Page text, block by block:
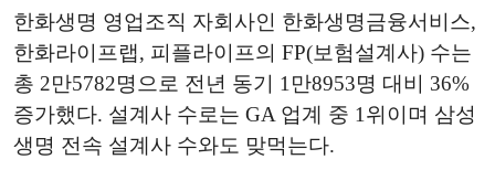
한화생명 영업조직 자회사인 한화생명금융서비스,
한화라이프랩, 피플라이프의 FP(보험설계사) 수는
총 2만5782명으로 전년 동기 1만8953명 대비 36%
증가했다. 설계사 수로는 GA 업계 중 1위이며 삼성
생명 전속 설계사 수와도 맞먹는다.